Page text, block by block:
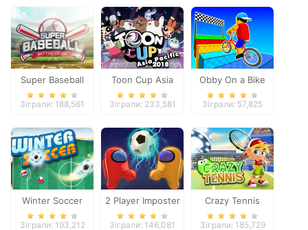
Super Baseball
Зіграли: 188,561
Toon Cup Asia
Pacific 2018
Зіграли: 233,581
Obby On a Bike
Зіграли: 57,825
Winter Soccer
Зіграли: 193,212
2 Player Imposter
Soccer
Зіграли: 146,081
Crazy Tennis
Зіграли: 185,729